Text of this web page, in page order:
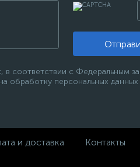
в соответствии с Федеральным
обработку персональных данных
и доставка Контакты